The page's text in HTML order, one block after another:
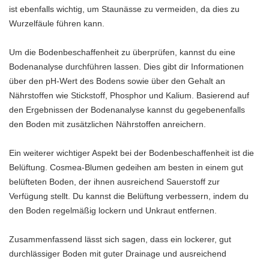
ist ebenfalls wichtig, um Staunässe zu vermeiden, da dies zu
Wurzelfäule führen kann.
Um die Bodenbeschaffenheit zu überprüfen, kannst du eine
Bodenanalyse durchführen lassen. Dies gibt dir Informationen
über den pH-Wert des Bodens sowie über den Gehalt an
Nährstoffen wie Stickstoff, Phosphor und Kalium. Basierend auf
den Ergebnissen der Bodenanalyse kannst du gegebenenfalls
den Boden mit zusätzlichen Nährstoffen anreichern.
Ein weiterer wichtiger Aspekt bei der Bodenbeschaffenheit ist die
Belüftung. Cosmea-Blumen gedeihen am besten in einem gut
belüfteten Boden, der ihnen ausreichend Sauerstoff zur
Verfügung stellt. Du kannst die Belüftung verbessern, indem du
den Boden regelmäßig lockern und Unkraut entfernen.
Zusammenfassend lässt sich sagen, dass ein lockerer, gut
durchlässiger Boden mit guter Drainage und ausreichend